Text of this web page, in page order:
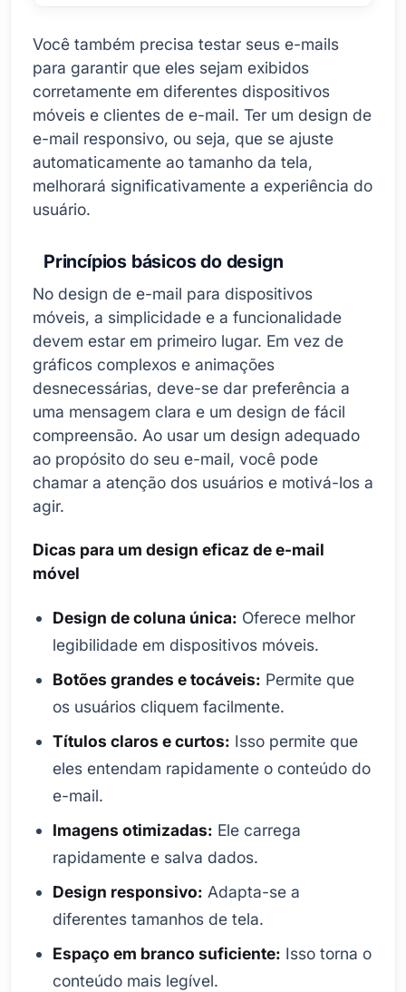
Você também precisa testar seus e-mails
para garantir que eles sejam exibidos
corretamente em diferentes dispositivos
móveis e clientes de e-mail. Ter um design de
e-mail responsivo, ou seja, que se ajuste
automaticamente ao tamanho da tela,
melhorará significativamente a experiência do
usuário.
Princípios básicos do design
No design de e-mail para dispositivos
móveis, a simplicidade e a funcionalidade
devem estar em primeiro lugar. Em vez de
gráficos complexos e animações
desnecessárias, deve-se dar preferência a
uma mensagem clara e um design de fácil
compreensão. Ao usar um design adequado
ao propósito do seu e-mail, você pode
chamar a atenção dos usuários e motivá-los a
agir.
Dicas para um design eficaz de e-mail
móvel
Design de coluna única: Oferece melhor
legibilidade em dispositivos móveis.
Botões grandes e tocáveis: Permite que
os usuários cliquem facilmente.
Títulos claros e curtos: Isso permite que
eles entendam rapidamente o conteúdo do
e-mail.
Imagens otimizadas: Ele carrega
rapidamente e salva dados.
Design responsivo: Adapta-se a
diferentes tamanhos de tela.
Espaço em branco suficiente: Isso torna o
conteúdo mais legível.